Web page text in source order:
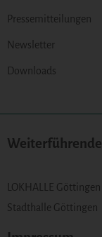
Pressemitteilungen
Newsletter
Downloads
Weiterführende
LOKHALLE Göttingen
Stadthalle Göttingen